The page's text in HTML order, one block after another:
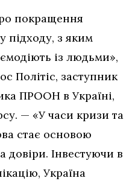
покращення
підходу, з яким
із людьми»,
Політіс, заступник
ПРООН в Україні,
— «У часи кризи та
стає основою
довіри. Інвестуючи в
Україна